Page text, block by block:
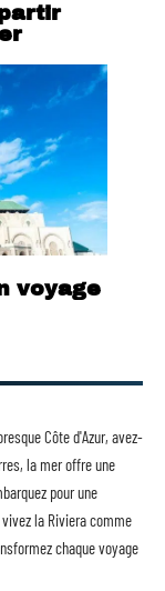
voyage
Côte d'Azur, avez-
la mer offre une
pour une
la Riviera comme
chaque voyage